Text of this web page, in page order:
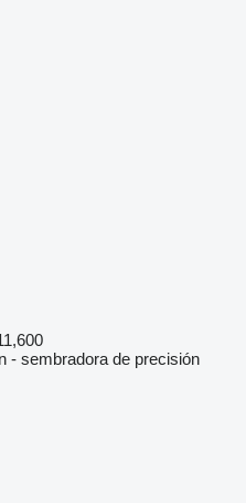
- sembradora de precisión